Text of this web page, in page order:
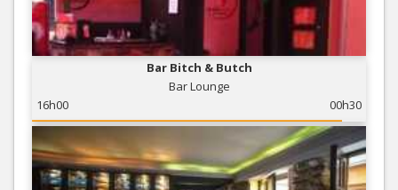
Bar Bitch & Butch
Bar Lounge
16h00
00h30